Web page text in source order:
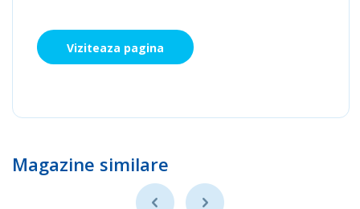
Viziteaza pagina
Magazine similare